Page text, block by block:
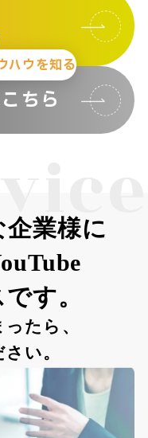
ハウを知る
ちら
業様に
す。
たら、
い。